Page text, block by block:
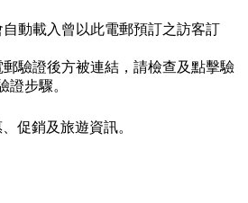
動載入曾以此電郵預訂之訪客訂
驗證後方被連結，請檢查及點擊驗
證步驟。
促銷及旅遊資訊。